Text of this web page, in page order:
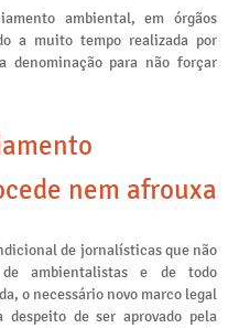
ambiental, em órgãos
a muito tempo realizada por
denominação para não forçar
nem afrouxa
de jornalísticas que não
ambientalistas e de todo
o necessário novo marco legal
de ser aprovado pela